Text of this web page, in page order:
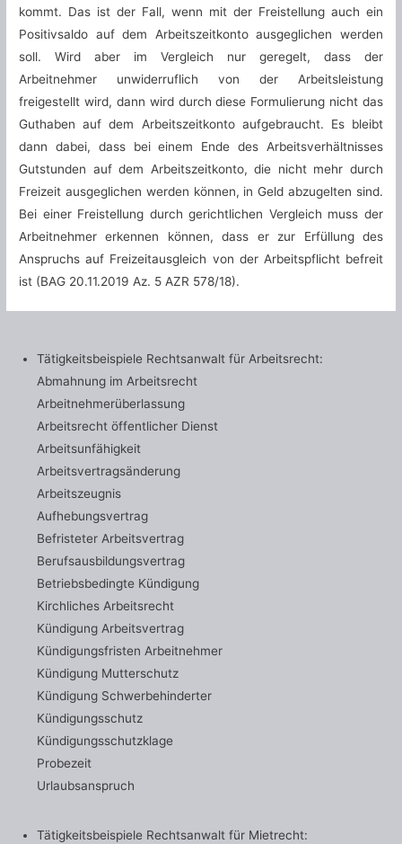
kommt. Das ist der Fall, wenn mit der Freistellung auch ein
Positivsaldo auf dem Arbeitszeitkonto ausgeglichen werden
soll. Wird aber im Vergleich nur geregelt, dass der
Arbeitnehmer unwiderruflich von der Arbeitsleistung
freigestellt wird, dann wird durch diese Formulierung nicht das
Guthaben auf dem Arbeitszeitkonto aufgebraucht. Es bleibt
dann dabei, dass bei einem Ende des Arbeitsverhältnisses
Gutstunden auf dem Arbeitszeitkonto, die nicht mehr durch
Freizeit ausgeglichen werden können, in Geld abzugelten sind.
Bei einer Freistellung durch gerichtlichen Vergleich muss der
Arbeitnehmer erkennen können, dass er zur Erfüllung des
Anspruchs auf Freizeitausgleich von der Arbeitspflicht befreit
ist (BAG 20.11.2019 Az. 5 AZR 578/18).
Tätigkeitsbeispiele Rechtsanwalt für Arbeitsrecht:
Abmahnung im Arbeitsrecht
Arbeitnehmerüberlassung
Arbeitsrecht öffentlicher Dienst
Arbeitsunfähigkeit
Arbeitsvertragsänderung
Arbeitszeugnis
Aufhebungsvertrag
Befristeter Arbeitsvertrag
Berufsausbildungsvertrag
Betriebsbedingte Kündigung
Kirchliches Arbeitsrecht
Kündigung Arbeitsvertrag
Kündigungsfristen Arbeitnehmer
Kündigung Mutterschutz
Kündigung Schwerbehinderter
Kündigungsschutz
Kündigungsschutzklage
Probezeit
Urlaubsanspruch
Tätigkeitsbeispiele Rechtsanwalt für Mietrecht: